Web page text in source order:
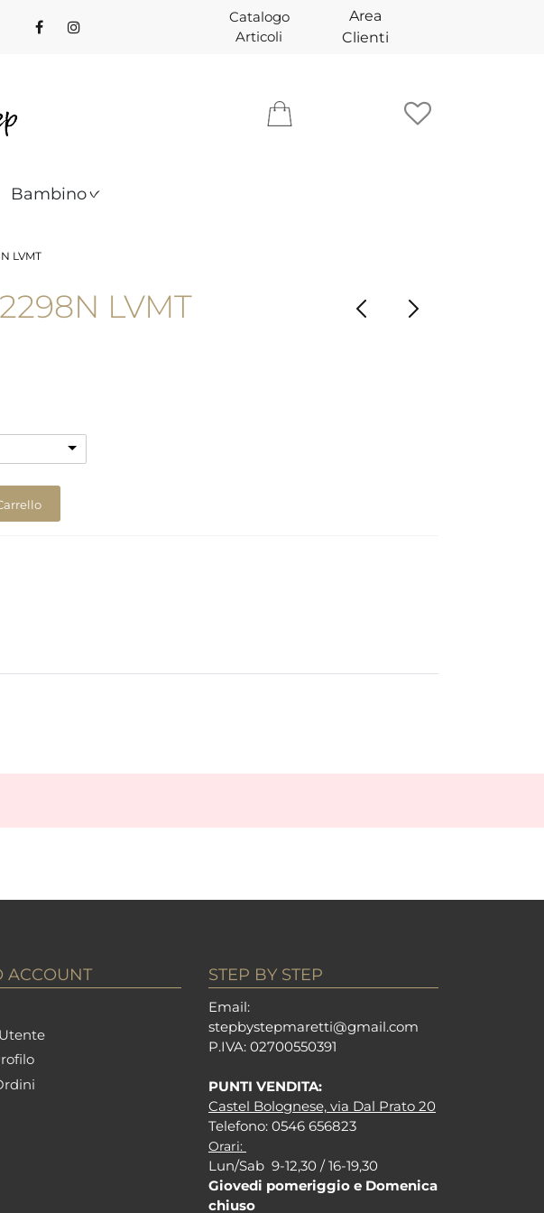
Catalogo
Articoli
Area
Clienti
Bambino
LVMT
LVMT
ACCOUNT STEP BY STEP
Email:
stepbystepmaretti@gmail.com
P.IVA: 02700550391
PUNTI VENDITA:
Castel Bolognese, via Dal Prato 20
Telefono: 0546 656823
Orari:
Lun/Sab 9-12,30 / 16-19,30
Giovedi pomeriggio e Domenica
chiuso